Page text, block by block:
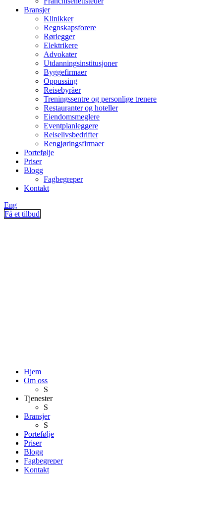
Bransjer
Klinikker
Regnskapsforere
Rørlegger
Elektrikere
Advokater
Utdanningsinstitusjoner
Byggefirmaer
Oppussing
Reisebyråer
Treningssentre og personlige trenere
Restauranter og hoteller
Eiendomsmeglere
Eventplanleggere
Reiselivsbedrifter
Rengjøringsfirmaer
Portefølje
Priser
Blogg
Fagbegreper
Kontakt
Eng
Få et tilbud
Hjem
Om oss
S
Tjenester
S
Bransjer
S
Portefølje
Priser
Blogg
Fagbegreper
Kontakt